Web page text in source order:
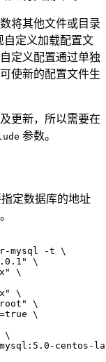
将其他文件或目录
自定义加载配置文
定义配置通过单独
使新的配置文件生
更新，所以需要在
参数。
定数据库的地址
mysql -t \
\
\
\
\
\
\
centos-